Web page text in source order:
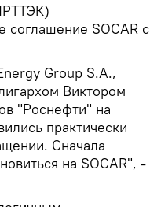
соглашение SOCAR с
Group S.A.,
Виктором
"Роснефти" на
практически
Сначала
на SOCAR", -